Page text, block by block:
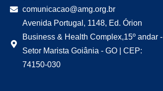
comunicacao@amg.org.br
Avenida Portugal, 1148, Ed. Órion
Business & Health Complex,15º andar -
Setor Marista Goiânia - GO | CEP:
74150-030